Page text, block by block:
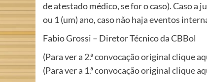
de atestado médico, se for o caso). Caso
ou 1 (um) ano, caso não haja eventos
Fabio Grossi – Diretor Técnico da CBBol
(Para ver a 2.ª convocação original clique
(Para ver a 1.ª convocação original clique